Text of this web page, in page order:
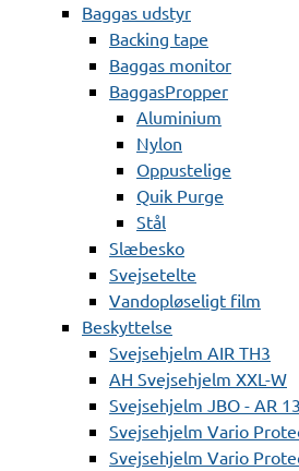
Baggas udstyr
Backing tape
Baggas monitor
BaggasPropper
Aluminium
Nylon
Oppustelige
Quik Purge
Stål
Slæbesko
Svejsetelte
Vandopløseligt film
Beskyttelse
Svejsehjelm AIR TH3
AH Svejsehjelm XXL-W
Svejsehjelm JBO - AR
Svejsehjelm Vario
Svejsehjelm Vario